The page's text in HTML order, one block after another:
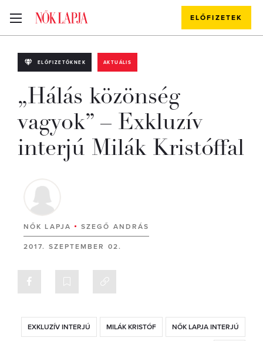
ELŐFIZETEK
ELŐFIZETŐKNEK AKTUÁLIS
„Hálás közönség
vagyok” – Exkluzív
interjú Milák Kristóffal
NŐK LAPJA SZEGŐ ANDRÁS
2017. SZEPTEMBER 02.
EXKLUZÍV INTERJÚ MILÁK KRISTÓF NŐK LAPJA INTERJÚ